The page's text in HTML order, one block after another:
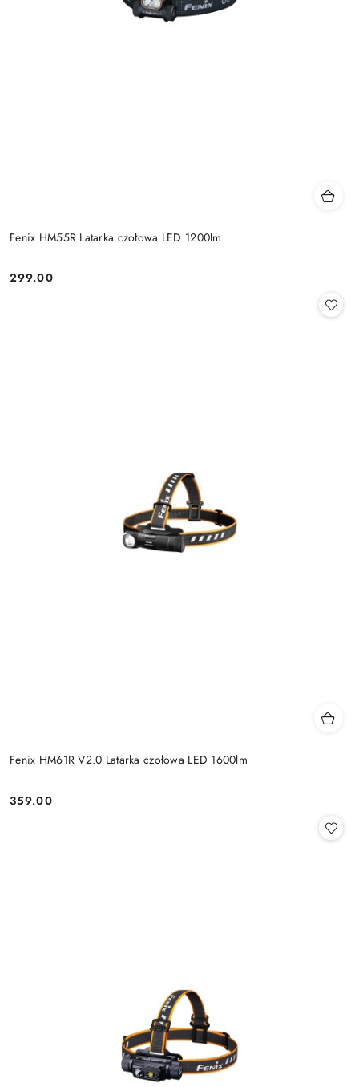
Fenix HM55R Latarka czołowa LED 1200lm
Cena:
299.00
Fenix HM61R V2.0 Latarka czołowa LED 1600lm
Cena:
359.00